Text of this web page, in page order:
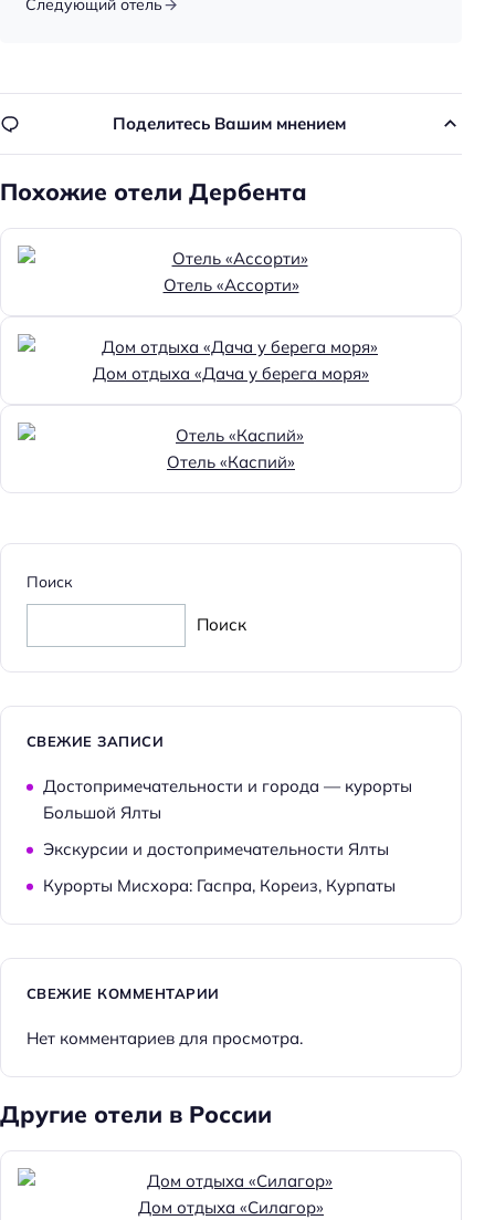
возможностями здоровья
недоступно
Парковка
Парковка
Особенности
Веранда
Wi-fi
Оплата картой
Пляжная линия: 3-я линия
Следующий отель
Поделитесь Вашим мнением
Похожие отели Дербента
Отель «Ассорти»
Дом отдыха «Дача у берега моря»
Отель «Каспий»
Поиск
Поиск
СВЕЖИЕ ЗАПИСИ
Достопримечательности и города — курорты
Большой Ялты
Экскурсии и достопримечательности Ялты
Курорты Мисхора: Гаспра, Кореиз, Курпаты
СВЕЖИЕ КОММЕНТАРИИ
Нет комментариев для просмотра.
Другие отели в России
Дом отдыха «Силагор»